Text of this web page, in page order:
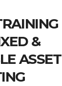
&
ASSET